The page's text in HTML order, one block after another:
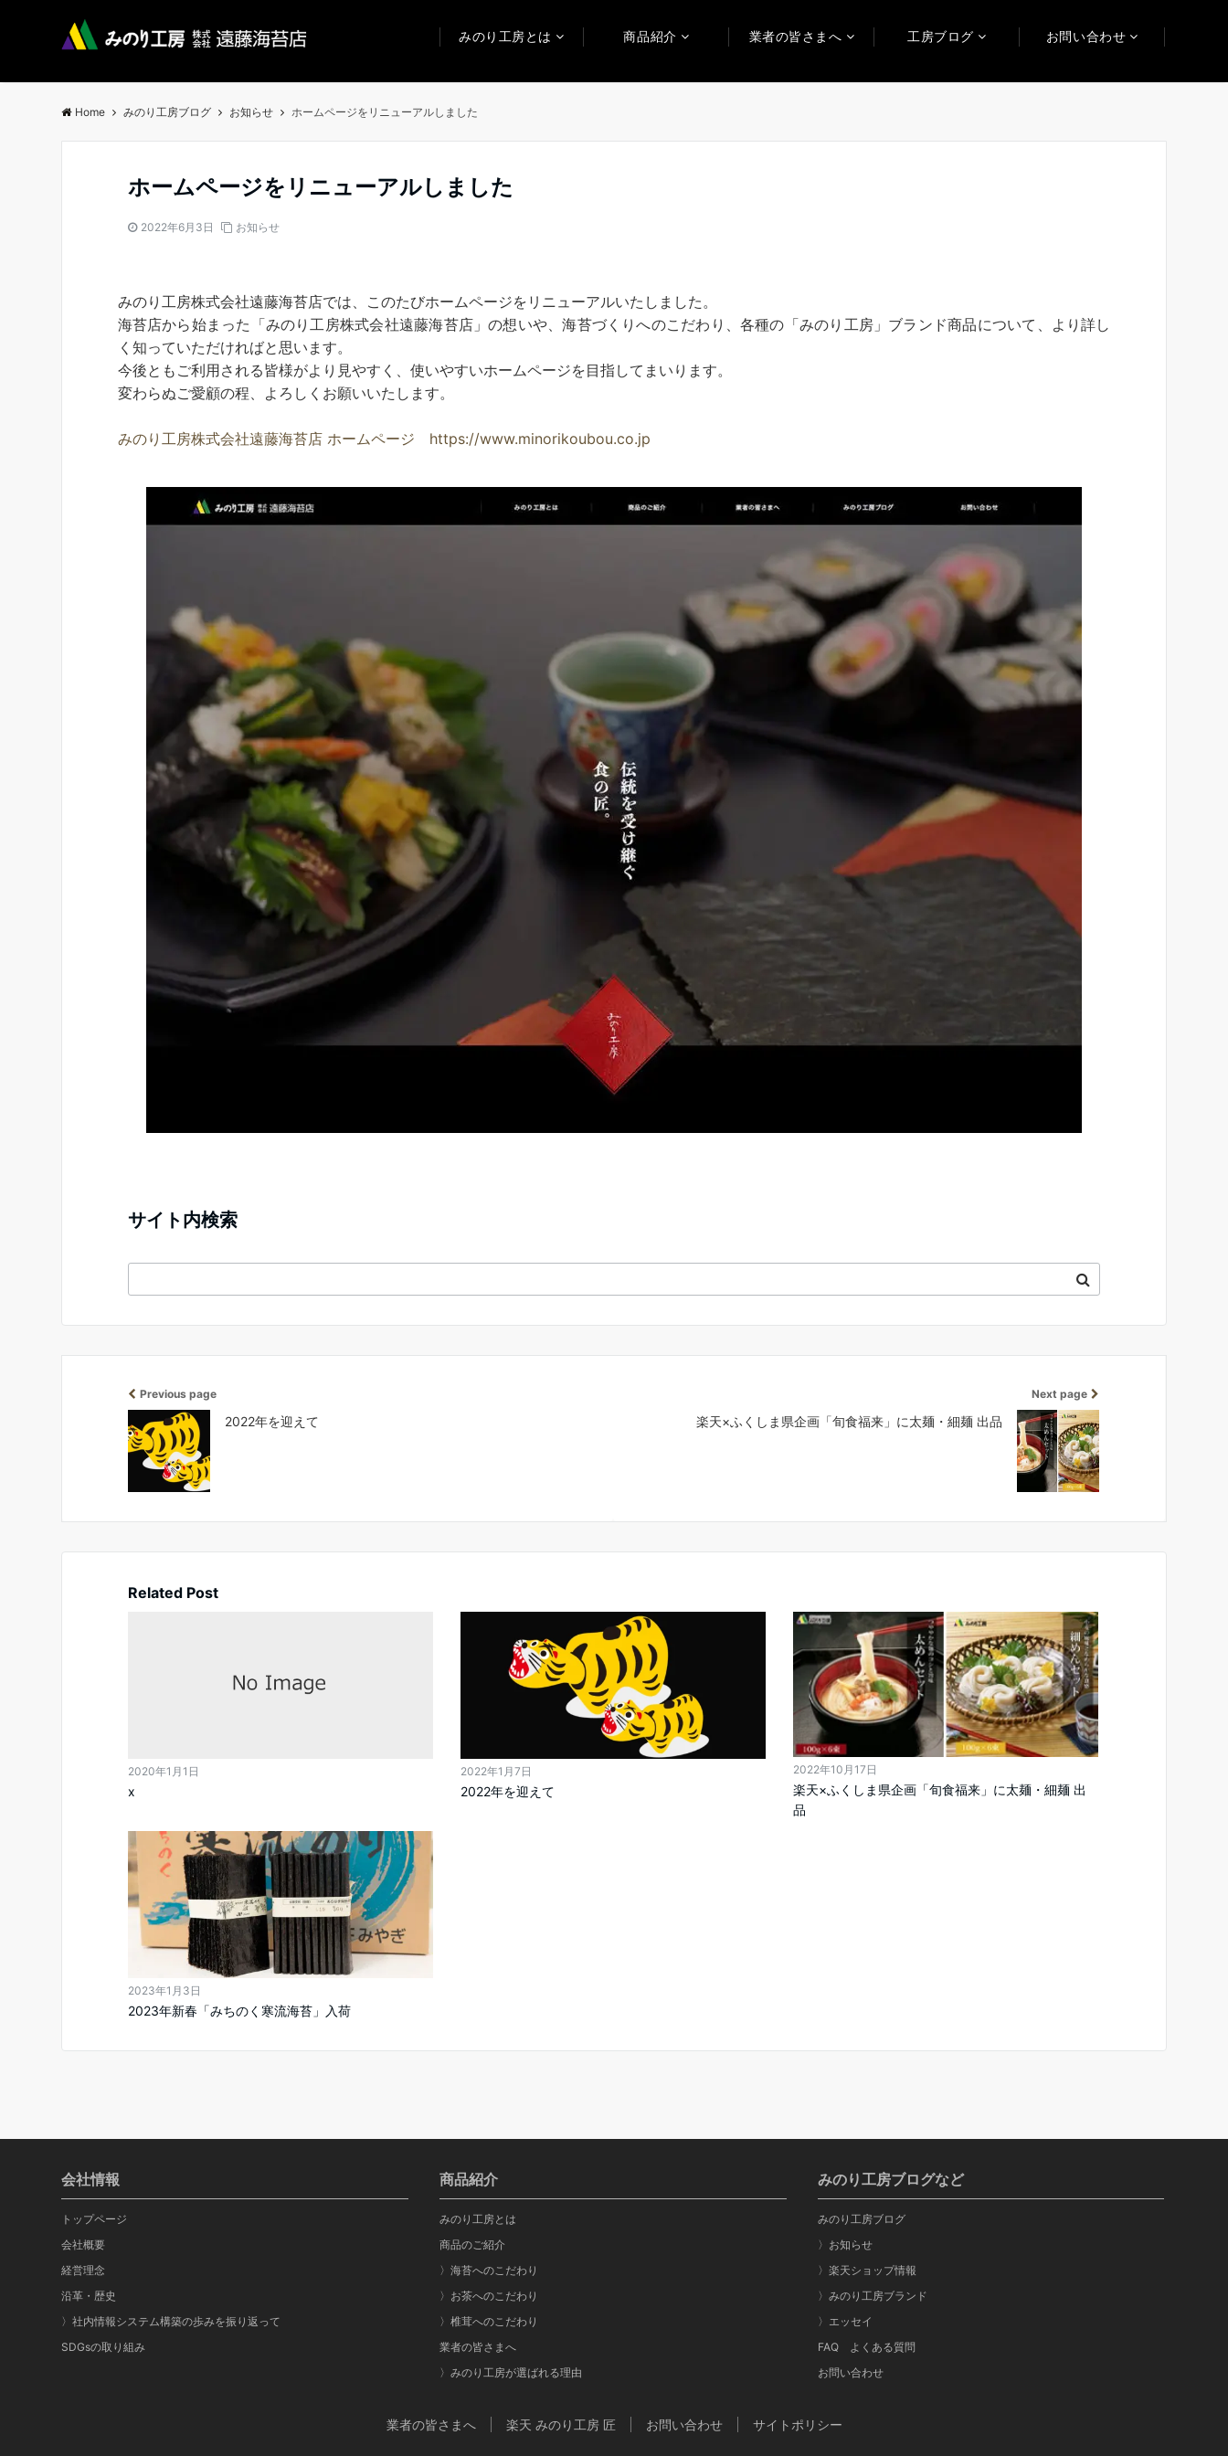
みのり工房とは 商品紹介 業者の皆さまへ 工房ブログ お問い合わせ
Home みのり工房ブログ お知らせ ホームページをリニューアルしました
ホームページをリニューアルしました
2022年6月3日 お知らせ
みのり工房株式会社遠藤海苔店では、このたびホームページをリニューアルいたしました。
海苔店から始まった「みのり工房株式会社遠藤海苔店」の想いや、海苔づくりへのこだわり、各種の「みのり工房」ブランド商品について、より詳し
く知っていただければと思います。
今後ともご利用される皆様がより見やすく、使いやすいホームページを目指してまいります。
変わらぬご愛顧の程、よろしくお願いいたします。
みのり工房株式会社遠藤海苔店 ホームページ https://www.minorikoubou.co.jp
サイト内検索
Previous page
2022年を迎えて
Next page
楽天×ふくしま県企画「旬食福来」に太麺・細麺 出品
Related Post
2020年1月1日
x
2022年1月7日
2022年を迎えて
2022年10月17日
楽天×ふくしま県企画「旬食福来」に太麺・細麺 出
品
2023年1月3日
2023年新春「みちのく寒流海苔」入荷
会社情報
トップページ
会社概要
経営理念
沿革・歴史
〉社内情報システム構築の歩みを振り返って
SDGsの取り組み
商品紹介
みのり工房とは
商品のご紹介
〉海苔へのこだわり
〉お茶へのこだわり
〉椎茸へのこだわり
業者の皆さまへ
〉みのり工房が選ばれる理由
みのり工房ブログなど
みのり工房ブログ
〉お知らせ
〉楽天ショップ情報
〉みのり工房ブランド
〉エッセイ
FAQ よくある質問
お問い合わせ
業者の皆さまへ 楽天 みのり工房 匠 お問い合わせ サイトポリシー